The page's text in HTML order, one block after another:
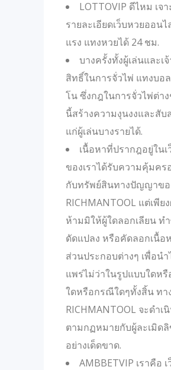
LOTTOVIP ดีไหม เจ
รายละเอียดเว็บหวยออน
แรง แทงหวยได้ 24 ชม.
บางครั้งทั้งผู้เล่นและเ
สิทธิ์ในการจั่วไพ่ แทงบอ
โน ซึ่งกฎในการจั่วไพ่ต่าง
นี้สร้างความงุนงงและสับ
แก่ผู้เล่นบางรายได้.
เนื้อหาที่ปรากฎอยู่ในเ
ของเราได้รับความคุ้มคร
กับทรัพย์สินทางปัญญาขอ
RICHMANTOOL แต่เพียง
ห้ามมิให้ผู้ใดลอกเลียน ท
ดัดแปลง หรือคัดลอกเนื้อ
ส่วนประกอบต่างๆ เพื่อนำ
แพร่ไม่ว่าในรูปแบบใดห
ใดหรือกรณีใดๆทั้งสิ้น ทา
RICHMANTOOL จะดำเ
ตามกฏหมายกับผู้ละเมิด
อย่างเด็ดขาด.
AMBBETVIP เราคือ